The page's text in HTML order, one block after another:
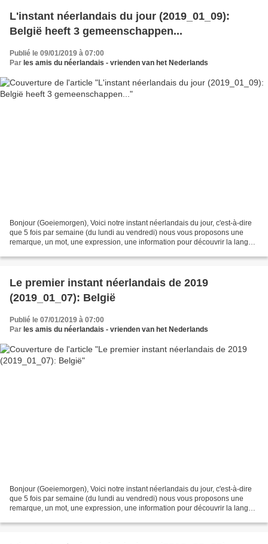
L'instant néerlandais du jour (2019_01_09):
België heeft 3 gemeenschappen...
Publié le 09/01/2019 à 07:00
Par les amis du néerlandais - vrienden van het Nederlands
Bonjour (Goeiemorgen), Voici notre instant néerlandais du jour, c'est-à-dire
que 5 fois par semaine (du lundi au vendredi) nous vous proposons une
remarque, un mot, une expression, une information pour découvrir la langue
Le premier instant néerlandais de 2019
(2019_01_07): België
Publié le 07/01/2019 à 07:00
Par les amis du néerlandais - vrienden van het Nederlands
Bonjour (Goeiemorgen), Voici notre instant néerlandais du jour, c'est-à-dire
que 5 fois par semaine (du lundi au vendredi) nous vous proposons une
remarque, un mot, une expression, une information pour découvrir la langue